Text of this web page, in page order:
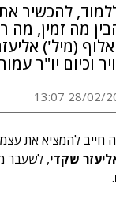
להכשיר
מה זמין, מה
(מיל')
וכיום יו"ר
28/02/2017
חייב להמציא את
שקדי, לשעבר
.